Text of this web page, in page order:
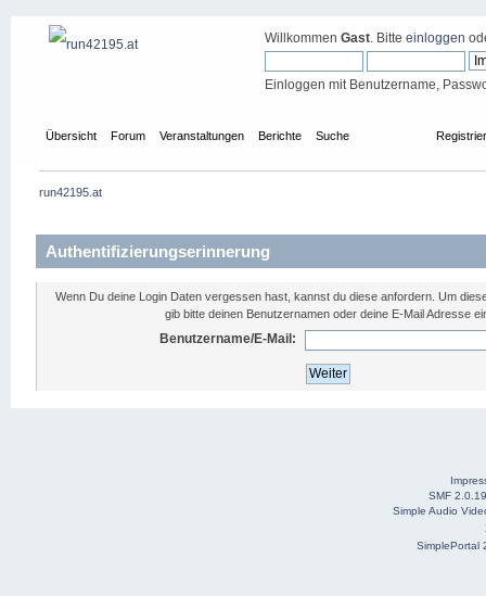
Willkommen Gast. Bitte einloggen
Einloggen mit Benutzername,
Übersicht Forum Veranstaltungen Berichte Suche
run42195.at
Authentifizierungserinnerung
Wenn Du deine Login Daten vergessen hast, kannst du diese anfordern. Um
gib bitte deinen Benutzernamen oder deine E-Mail Adresse
Benutzername/E-Mail:
SMF 2.0.19
Simple Audio
SimplePortal